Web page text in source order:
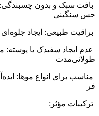
و بدون چسبندگی:حفظ
طبیعی:ایجاد جلوه‌ای طبیعی
سفیدک یا پوسته: مناسب
انواع موها:ایده‌آل برای
مؤثر: